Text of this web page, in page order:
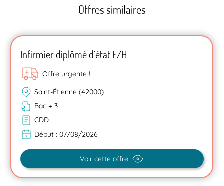
Offres similaires
Infirmier diplômé d’état F/H
Offre urgente !
Saint-Étienne (42000)
Bac + 3
CDD
Début : 07/08/2026
Voir cette offre